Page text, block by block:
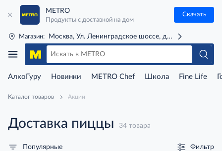
METRO
Продукты с доставкой на дом
Скачать
Магазин: Москва, Ул. Ленинградское шоссе, д. 71Г (м. Речной
АлкоГуру Новинки METRO Chef Школа Fine Life
Каталог товаров Акции
Доставка пиццы 34 товара
Популярные Фильтр